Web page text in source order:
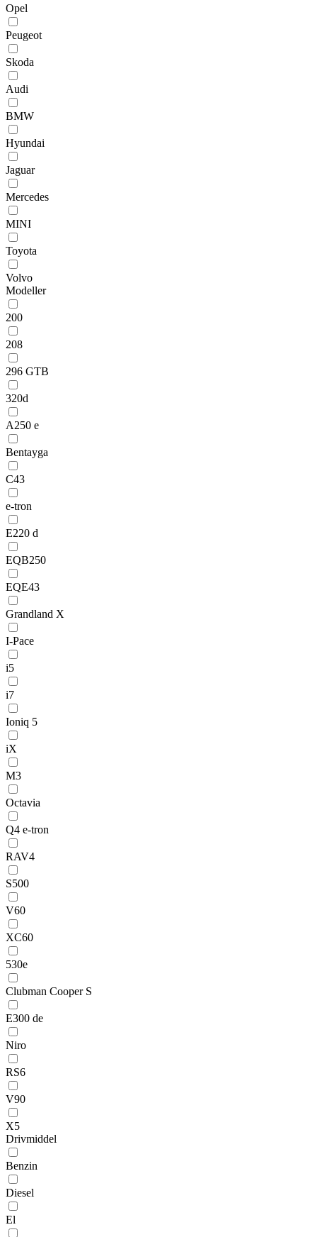
Opel
Peugeot
Skoda
Audi
BMW
Hyundai
Jaguar
Mercedes
MINI
Toyota
Volvo
Modeller
200
208
296 GTB
320d
A250 e
Bentayga
C43
e-tron
E220 d
EQB250
EQE43
Grandland X
I-Pace
i5
i7
Ioniq 5
iX
M3
Octavia
Q4 e-tron
RAV4
S500
V60
XC60
530e
Clubman Cooper S
E300 de
Niro
RS6
V90
X5
Drivmiddel
Benzin
Diesel
El